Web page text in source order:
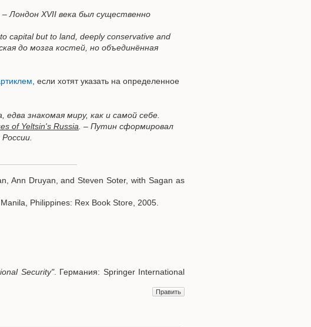
Лондон XVII века был существенно
capital but to land, deeply conservative and
до мозга костей, но объединённая
, если хотят указать на определенное
знакомая миру, как и самой себе.
of Yeltsin's Russia . – Путин сформировал
Ann Druyan, and Steven Soter, with Sagan as
Philippines: Rex Book Store, 2005.
Security". Германия: Springer International
Править